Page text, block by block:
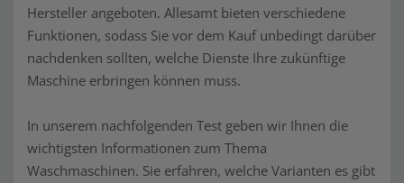
Hersteller angeboten. Allesamt bieten verschiedene
Funktionen, sodass Sie vor dem Kauf unbedingt darüber
nachdenken sollten, welche Dienste Ihre zukünftige
Maschine erbringen können muss.
In unserem nachfolgenden Test geben wir Ihnen die
wichtigsten Informationen zum Thema
Waschmaschinen. Sie erfahren, welche Varianten es gibt